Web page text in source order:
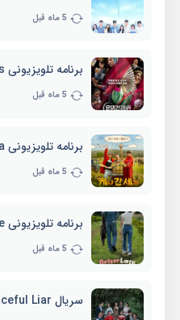
5 ماه قبل
برنامه تلویزیونی Battle of Fates
5 ماه قبل
5 ماه قبل
5 ماه قبل
سریال A Graceful Liar